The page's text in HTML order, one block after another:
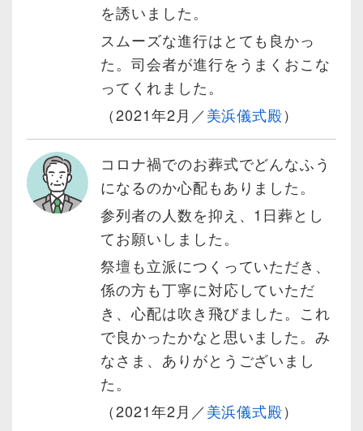
を誘いました。
スムーズな進行はとても良かっ
た。司会者が進行をうまくおこな
ってくれました。
（2021年2月／美浜儀式殿）
コロナ禍でのお葬式でどんなふう
になるのか心配もありました。
参列者の人数を抑え、1日葬とし
てお願いしました。
祭壇も立派につくっていただき、
係の方も丁寧に対応していただ
き、心配は吹き飛びました。これ
で良かったかなと思いました。み
なさま、ありがとうございまし
た。
（2021年2月／美浜儀式殿）